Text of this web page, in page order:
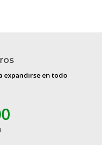
expandirse en todo